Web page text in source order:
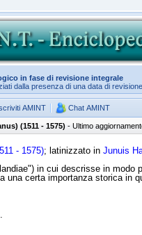
in fase di revisione integrale
dalla presenza di una data di
AMINT Chat AMINT
(1511 - 1575) - Ultimo
- 1575); latinizzato in Junuis
in cui descrisse in
una certa importanza storica in
.